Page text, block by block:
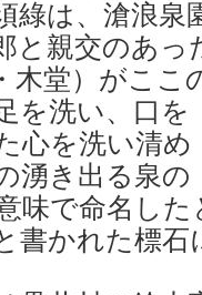
綠は、滄浪泉
と親交のあっ
木堂）がここ
を洗い、口を
心を洗い清め
湧き出る泉の
味で命名し
書かれた標石